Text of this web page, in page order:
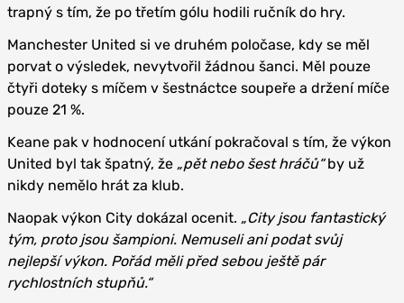
trapný s tím, že po třetím gólu hodili ručník do hry.
Manchester United si ve druhém poločase, kdy se měl
porvat o výsledek, nevytvořil žádnou šanci. Měl pouze
čtyři doteky s míčem v šestnáctce soupeře a držení míče
pouze 21 %.
Keane pak v hodnocení utkání pokračoval s tím, že výkon
United byl tak špatný, že „pět nebo šest hráčů“by už
nikdy nemělo hrát za klub.
Naopak výkon City dokázal ocenit. „City jsou fantastický
tým, proto jsou šampioni. Nemuseli ani podat svůj
nejlepší výkon. Pořád měli před sebou ještě pár
rychlostních stupňů.“